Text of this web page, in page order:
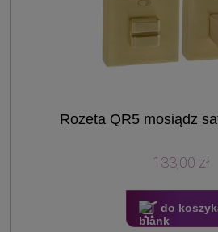
Rozeta QR5 mosiądz
133,00 zł
do